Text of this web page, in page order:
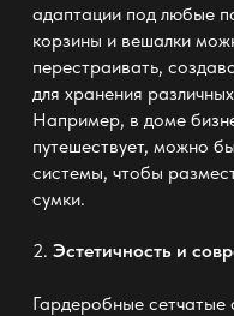
адаптации под любые
корзины и вешалки
перестраивать,
для хранения
Например, в доме
путешествует, можно
системы, чтобы
сумки.
2. Эстетичность и
Гардеробные